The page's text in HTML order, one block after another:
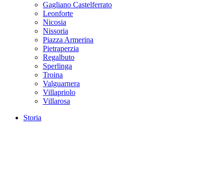
Gagliano Castelferrato
Leonforte
Nicosia
Nissoria
Piazza Armerina
Pietraperzia
Regalbuto
Sperlinga
Troina
Valguarnera
Villapriolo
Villarosa
Storia